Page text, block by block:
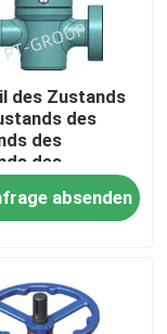
des Zustands
des
des
des
des
ist der
des Zustands
absenden